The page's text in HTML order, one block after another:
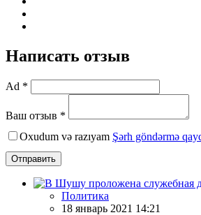
Написать отзыв
Ad *
Ваш отзыв *
Oxudum və razıyam Şərh göndərmə
Отправить
Политика
18 январь 2021 14:21